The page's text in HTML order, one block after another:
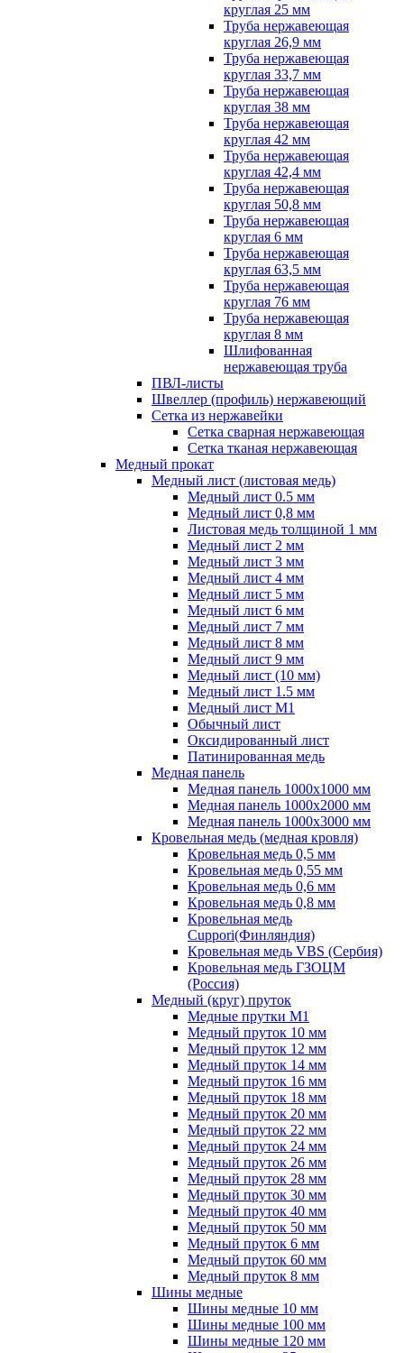
круглая 25 мм
Труба нержавеющая
круглая 26,9 мм
Труба нержавеющая
круглая 33,7 мм
Труба нержавеющая
круглая 38 мм
Труба нержавеющая
круглая 42 мм
Труба нержавеющая
круглая 42,4 мм
Труба нержавеющая
круглая 50,8 мм
Труба нержавеющая
круглая 6 мм
Труба нержавеющая
круглая 63,5 мм
Труба нержавеющая
круглая 76 мм
Труба нержавеющая
круглая 8 мм
Шлифованная
нержавеющая труба
ПВЛ-листы
Швеллер (профиль) нержавеющий
Сетка из нержавейки
Сетка сварная нержавеющая
Сетка тканая нержавеющая
Медный прокат
Медный лист (листовая медь)
Медный лист 0.5 мм
Медный лист 0,8 мм
Листовая медь толщиной 1 мм
Медный лист 2 мм
Медный лист 3 мм
Медный лист 4 мм
Медный лист 5 мм
Медный лист 6 мм
Медный лист 7 мм
Медный лист 8 мм
Медный лист 9 мм
Медный лист (10 мм)
Медный лист 1.5 мм
Медный лист М1
Обычный лист
Оксидированный лист
Патинированная медь
Медная панель
Медная панель 1000x1000 мм
Медная панель 1000x2000 мм
Медная панель 1000x3000 мм
Кровельная медь (медная кровля)
Кровельная медь 0,5 мм
Кровельная медь 0,55 мм
Кровельная медь 0,6 мм
Кровельная медь 0,8 мм
Кровельная медь
Cuppori(Финляндия)
Кровельная медь VBS (Сербия)
Кровельная медь ГЗОЦМ
(Россия)
Медный (круг) пруток
Медные прутки М1
Медный пруток 10 мм
Медный пруток 12 мм
Медный пруток 14 мм
Медный пруток 16 мм
Медный пруток 18 мм
Медный пруток 20 мм
Медный пруток 22 мм
Медный пруток 24 мм
Медный пруток 26 мм
Медный пруток 28 мм
Медный пруток 30 мм
Медный пруток 40 мм
Медный пруток 50 мм
Медный пруток 6 мм
Медный пруток 60 мм
Медный пруток 8 мм
Шины медные
Шины медные 10 мм
Шины медные 100 мм
Шины медные 120 мм